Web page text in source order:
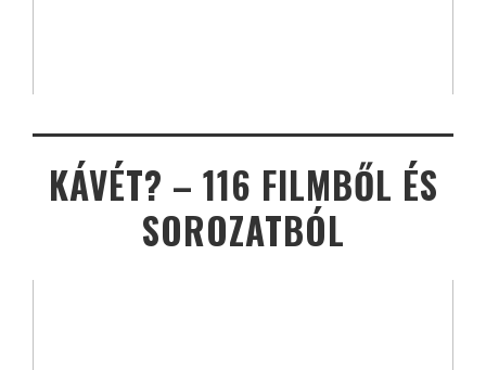
KÁVÉT? – 116 FILMBŐL ÉS
SOROZATBÓL